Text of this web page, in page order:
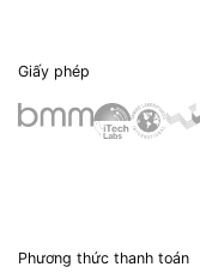
Giấy phép
Phương thức thanh toán